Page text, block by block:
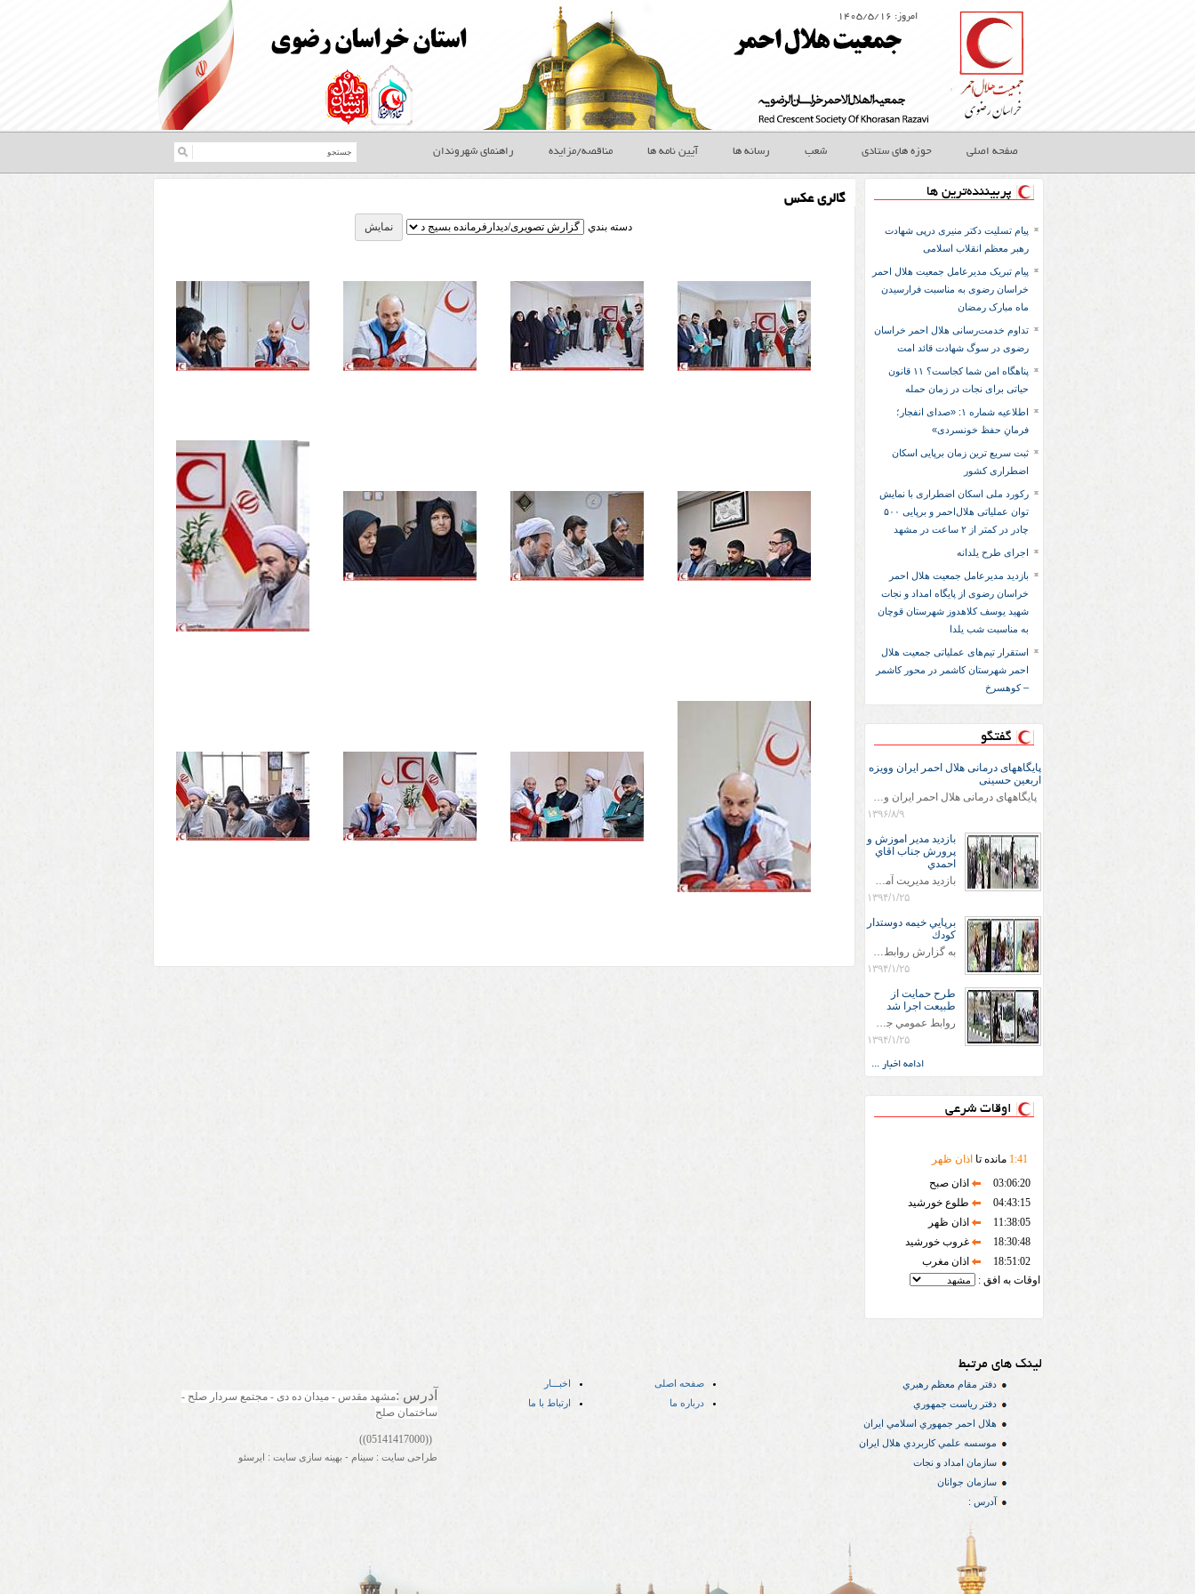
امروز: ۱۴۰۵/۵/۱۶
صفحه اصلی حوزه های ستادی شعب رسانه ها آیین نامه ها مناقصه/مزایده راهنمای شهروندان
پربیننده‌ترین ها
پیام تسلیت دکتر منیری درپی شهادت
رهبر معظم انقلاب اسلامی
پیام تبریک مدیرعامل جمعیت هلال احمر
خراسان رضوی به مناسبت فرارسیدن
ماه مبارک رمضان
تداوم خدمت‌رسانی هلال احمر خراسان
رضوی در سوگ شهادت قائد امت
پناهگاه امن شما کجاست؟ ۱۱ قانون
حیاتی برای نجات در زمان حمله
اطلاعیه شماره ۱: «صدای انفجار؛
فرمانِ حفظ خونسردی»
ثبت سریع‌ ترین زمان برپایی اسکان
اضطراری کشور
رکورد ملی اسکان اضطراری با نمایش
توان عملیاتی هلال‌احمر و برپایی ۵۰۰
چادر در کمتر از ۲ ساعت در مشهد
اجرای طرح یلدانه
بازدید مدیرعامل جمعیت هلال احمر
خراسان رضوی از پایگاه امداد و نجات
شهید یوسف کلاهدوز شهرستان قوچان
به مناسبت شب یلدا
استقرار تیم‌های عملیاتی جمعیت هلال
احمر شهرستان کاشمر در محور کاشمر
– کوهسرخ
گفتگو
پایگاههای درمانی هلال احمر ایران وویزه
اربعین حسینی
پایگاههای درمانی هلال احمر ایران وویزه اربعین حسینی
۱۳۹۶/۸/۹
بازديد مدير اموزش و
پرورش جناب اقاي
احمدي
بازديد مديريت آموزش و پروش جناب اقاي احمدي به همراه اعضاي ستاد اسكان آموزش و پروش شهرستان سرخس در ساعت 11:30 در مورخه 11/1/1394 صورت گرفت و مسئولین با حضور در پست مسافرين نوروزی كه جمعیت هلال احمر شهرستان از نزدیک در جریان روند اجرای طرح های قرار گرفتند .
۱۳۹۴/۱/۲۵
برپايي خيمه دوستدار
كودك
به گزارش روابط عمومي جمعيت هلال احمر شهرستان سرخس علاوه بر اجرای خدمات امدادی، راهنمایی های گردشگری و موقعیت های جغرافیایی و برپایی چادرهای سلامت به منظور سنجش رایگان فشار و قندخون مسافران، ، خيمه هايي.با عنوان دوستدار کودک تجهیزشده که دراین فضا کودکان مراجعه کننده از طریق نقاشی و سایر هنرهای تجسمی با مفاهیم جمعیت هلال احمر و اصول هفتگانه آن آشنا می شوند. به دليل حضور چشم گير كودكان و خانواده ها سعی شده در قالب های متناسب با سنین کودکان مراجعه کنند
۱۳۹۴/۱/۲۵
طرح حمايت از
طبيعت اجرا شد
روابط عمومي جمعيت هلال احمر سرخس جمعيت هلال احمر سرخس در روز طبيعت جوانان جمعيت هلال احمر سرخس در راستاي حفاظت و حمايت از محيط زيست با انگيزه داشتن طبيعت زيبا و بدون زباله و جهت فرهنگ سازي طرح حمايت از طبيعت را اجرا نمودند. اين طرح با رويكرد حمايتي و اموزشي در خصوص اشتي باطبيعت اجرا شد و در اين طرح 700 عدد كيسه زباله وبروشور در خروجي هاي شهر بين همشهريان و مسافرين نوروزي توزيع گرديد و در راه بازگشت كيسه هاي زباله توسط همشهريان به مامورين محترم شهرداري مستقر در ورودي شهر
۱۳۹۴/۱/۲۵
ادامه اخبار ...
اوقات شرعی
1:41 مانده تا اذان ظهر
03:06:20
اذان صبح
04:43:15
طلوع خورشید
11:38:05
اذان ظهر
18:30:48
غروب خورشید
18:51:02
اذان مغرب
اوقات به افق :
گالری عکس
دسته بندي
لینک های مرتبط
دفتر مقام معظم رهبري
دفتر رياست جمهوري
هلال احمر جمهوري اسلامي ايران
موسسه علمي كاربردي هلال ایران
سازمان امداد و نجات
سازمان جوانان
آدرس :
صفحه اصلی
اخبـــار
درباره ما
ارتباط با ما آدرس :
ساختمان صلح
((05141417000))
طراحی سایت : سینام - بهینه سازی سایت : ایرسئو